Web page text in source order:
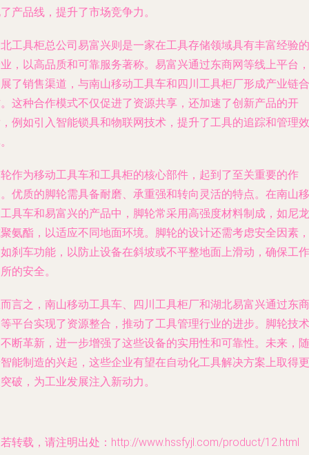
产品线，提升了市场竞争力。
工具柜总公司易富兴则是一家在工具存储领域具有丰富经验的
，以高品质和可靠服务著称。易富兴通过东商网等线上平台，
了销售渠道，与南山移动工具车和四川工具柜厂形成产业链合
这种合作模式不仅促进了资源共享，还加速了创新产品的开
例如引入智能锁具和物联网技术，提升了工具的追踪和管理效
作为移动工具车和工具柜的核心部件，起到了至关重要的作
优质的脚轮需具备耐磨、承重强和转向灵活的特点。在南山移
具车和易富兴的产品中，脚轮常采用高强度材料制成，如尼龙
氨酯，以适应不同地面环境。脚轮的设计还需考虑安全因素，
刹车功能，以防止设备在斜坡或不平整地面上滑动，确保工作
的安全。
言之，南山移动工具车、四川工具柜厂和湖北易富兴通过东商
平台实现了资源整合，推动了工具管理行业的进步。脚轮技术
断革新，进一步增强了这些设备的实用性和可靠性。未来，随
能制造的兴起，这些企业有望在自动化工具解决方案上取得更
破，为工业发展注入新动力。
转载，请注明出处：http://www.hssfyjl.com/product/12.html